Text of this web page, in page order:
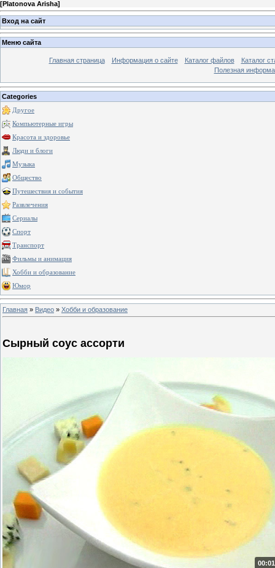
[Platonova Arisha]
Вход на сайт
Меню сайта
Главная страница Информация о сайте Каталог файлов
Каталог
Полезная
Categories
Другое
Компьютерные игры
Красота и здоровье
Люди и блоги
Музыка
Общество
Путешествия и события
Развлечения
Сериалы
Спорт
Транспорт
Фильмы и анимация
Хобби и образование
Юмор
Главная » Видео » Хобби и образование
Сырный соус ассорти